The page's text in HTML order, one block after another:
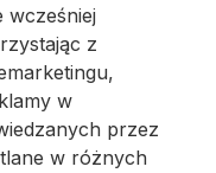
z
w
przez
w różnych